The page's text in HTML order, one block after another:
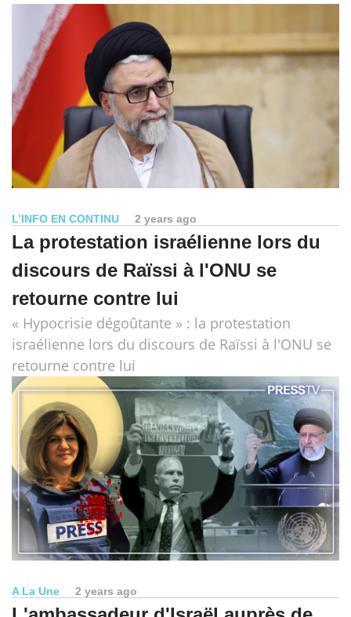
L’INFO EN CONTINU 2 years ago
La protestation israélienne lors du
discours de Raïssi à l'ONU se
retourne contre lui
« Hypocrisie dégoûtante » : la protestation
israélienne lors du discours de Raïssi à l'ONU se
retourne contre lui
A La Une 2 years ago